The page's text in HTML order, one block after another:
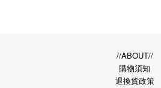
//ABOUT//
購物須知
退換貨政策